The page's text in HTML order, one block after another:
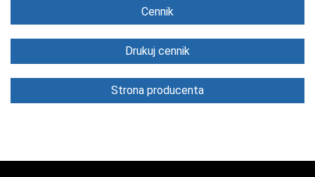
Cennik
Drukuj cennik
Strona producenta